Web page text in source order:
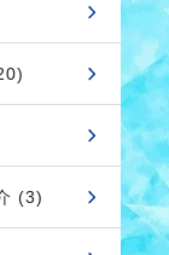
(3)